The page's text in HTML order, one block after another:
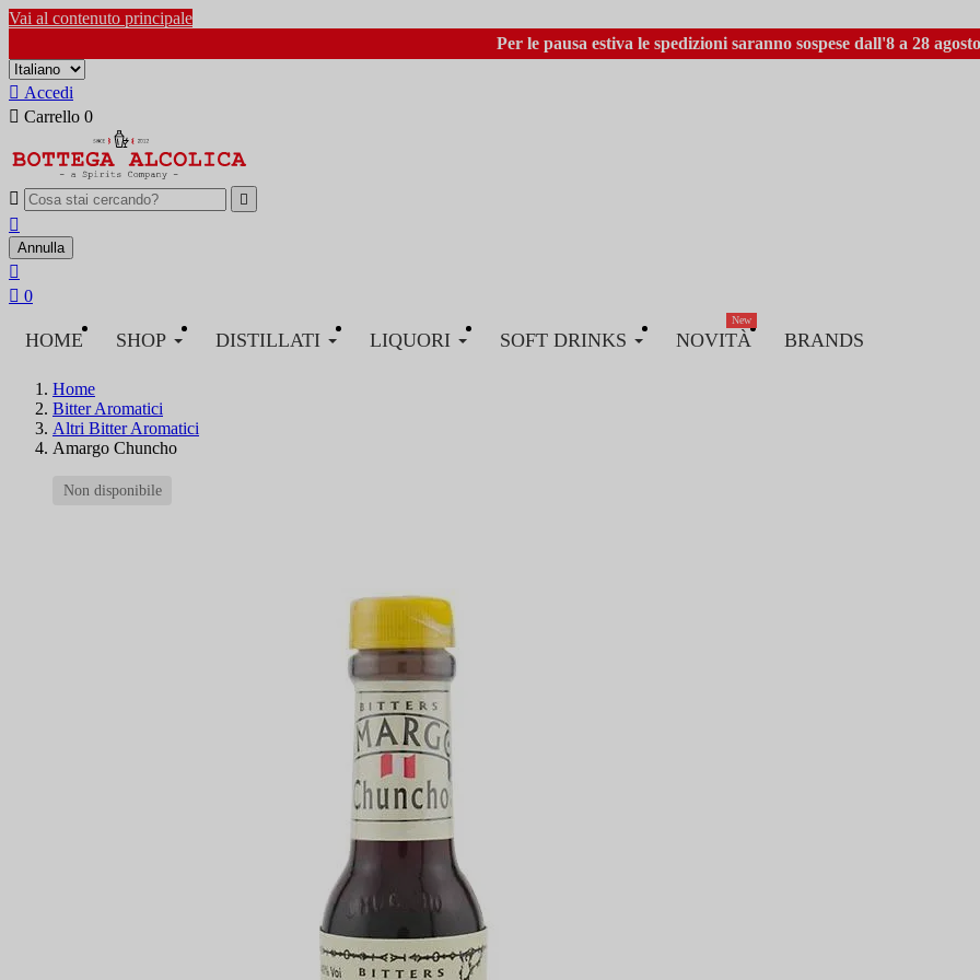
Vai al contenuto principale
Per le pausa estiva le spedizioni saranno sospese dall'8 a 28
 Accedi
 Carrello 0
 

Annulla

 0
HOME SHOP DISTILLATI LIQUORI SOFT DRINKS NOVITÀ
New
BRANDS
Home
Bitter Aromatici
Altri Bitter Aromatici
Amargo Chuncho
Non disponibile